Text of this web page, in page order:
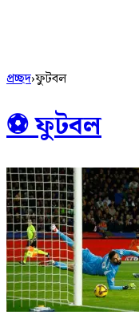
প্রচ্ছদ›ফুটবল
⚽ ফুটবল